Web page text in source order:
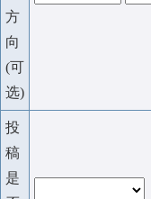
方
向
(可
选)
投
稿
是